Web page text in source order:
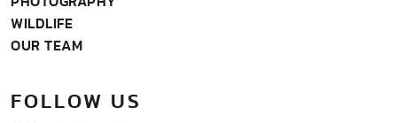
WILDLIFE
OUR TEAM
FOLLOW US